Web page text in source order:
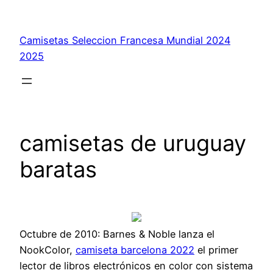
contenido
Camisetas Seleccion Francesa Mundial 2024
2025
camisetas de uruguay
baratas
Octubre de 2010: Barnes & Noble lanza el
NookColor, camiseta barcelona 2022 el primer
lector de libros electrónicos en color con sistema